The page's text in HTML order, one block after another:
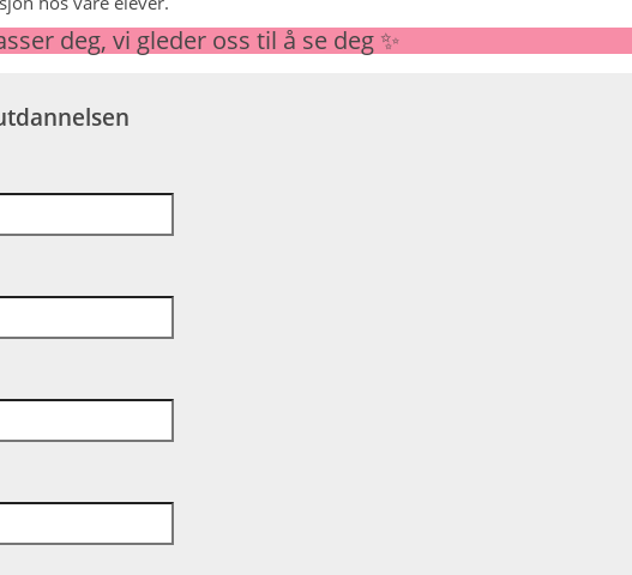
deg, vi gleder oss til å se deg ✨